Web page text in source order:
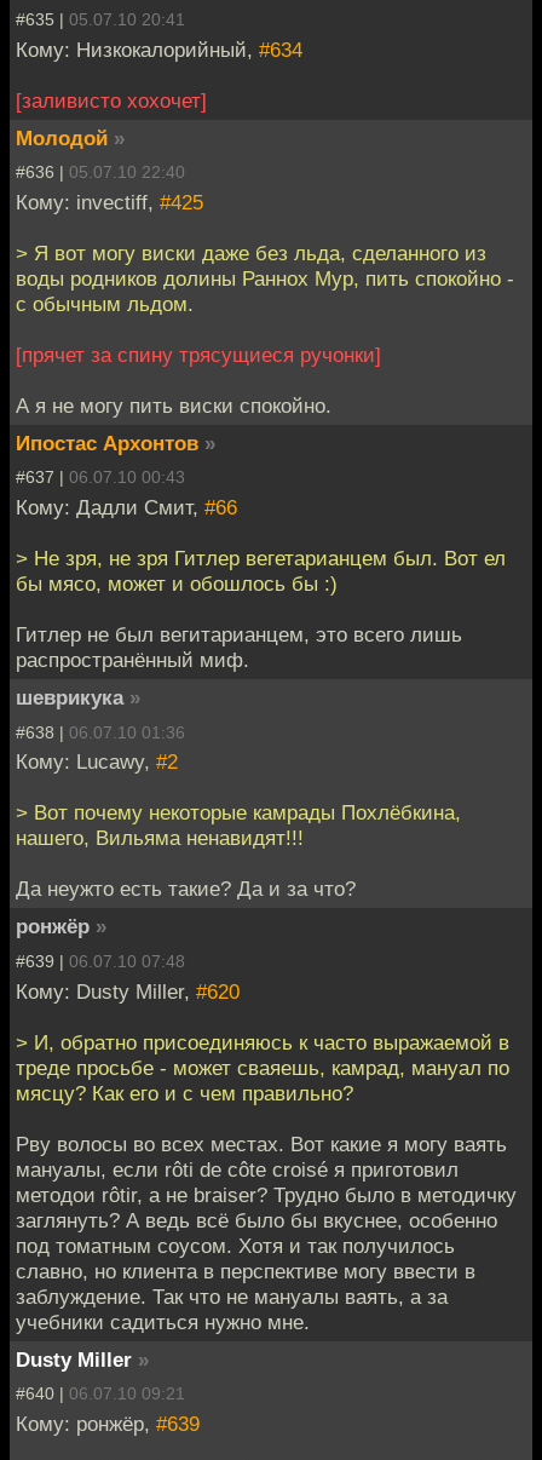
#635 | 05.07.10 20:41
Кому: Низкокалорийный, #634
[заливисто хохочет]
Молодой »
#636 | 05.07.10 22:40
Кому: invectiff, #425
> Я вот могу виски даже без льда, сделанного из
воды родников долины Раннох Мур, пить спокойно -
с обычным льдом.
[прячет за спину трясущиеся ручонки]
А я не могу пить виски спокойно.
Ипостас Архонтов »
#637 | 06.07.10 00:43
Кому: Дадли Смит, #66
> Не зря, не зря Гитлер вегетарианцем был. Вот ел
бы мясо, может и обошлось бы :)
Гитлер не был вегитарианцем, это всего лишь
распространённый миф.
шеврикука »
#638 | 06.07.10 01:36
Кому: Lucawy, #2
> Вот почему некоторые камрады Похлёбкина,
нашего, Вильяма ненавидят!!!
Да неужто есть такие? Да и за что?
ронжёр »
#639 | 06.07.10 07:48
Кому: Dusty Miller, #620
> И, обратно присоединяюсь к часто выражаемой в
треде просьбе - может сваяешь, камрад, мануал по
мясцу? Как его и с чем правильно?
Рву волосы во всех местах. Вот какие я могу ваять
мануалы, если rôti de côte croisé я приготовил
методои rôtir, а не braiser? Трудно было в методичку
заглянуть? А ведь всё было бы вкуснее, особенно
под томатным соусом. Хотя и так получилось
славно, но клиента в перспективе могу ввести в
заблуждение. Так что не мануалы ваять, а за
учебники садиться нужно мне.
Dusty Miller »
#640 | 06.07.10 09:21
Кому: ронжёр, #639